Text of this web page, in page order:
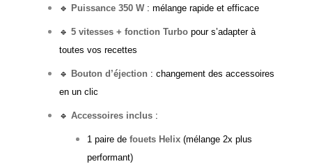
🔹 Puissance 350 W : mélange rapide et efficace
🔹 5 vitesses + fonction Turbo pour s’adapter à
toutes vos recettes
🔹 Bouton d’éjection : changement des accessoires
en un clic
🔹 Accessoires inclus :
1 paire de fouets Helix (mélange 2x plus
performant)